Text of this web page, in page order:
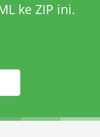
ke ZIP ini.